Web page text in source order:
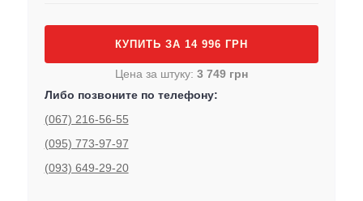
КУПИТЬ ЗА 14 996 ГРН
Цена за штуку: 3 749 грн
Либо позвоните по телефону:
(067) 216-56-55
(095) 773-97-97
(093) 649-29-20